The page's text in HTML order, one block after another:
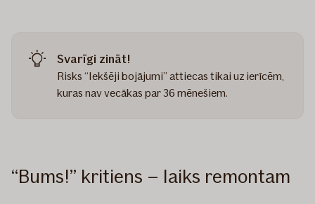
Svarīgi zināt!
Risks “Iekšēji bojājumi” attiecas tikai uz ierīcēm,
kuras nav vecākas par 36 mēnešiem.
“Bums!” kritiens – laiks remontam